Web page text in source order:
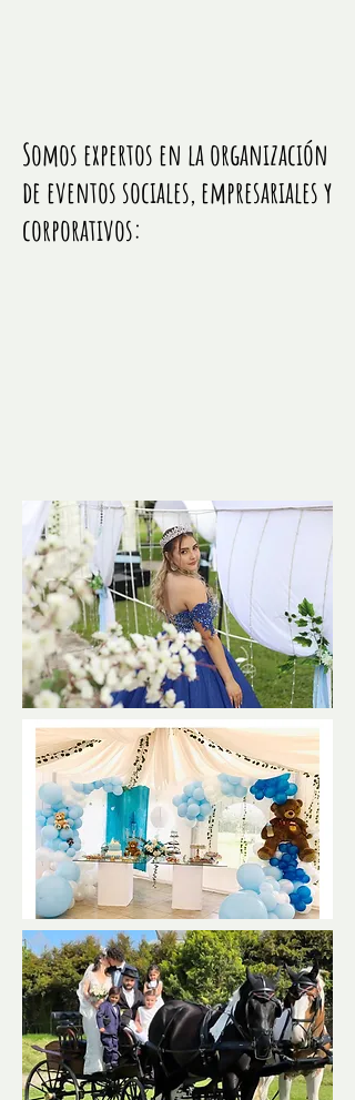
Somos expertos en la organización
de eventos sociales, empresariales y
corporativos: